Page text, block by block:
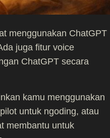
menggunakan ChatGPT
juga fitur voice
ChatGPT secara
kamu menggunakan
untuk ngoding, atau
membantu untuk